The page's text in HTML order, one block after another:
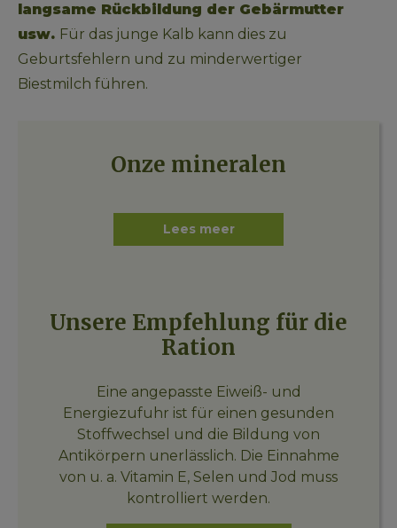
langsame Rückbildung der Gebärmutter
usw. Für das junge Kalb kann dies zu
Geburtsfehlern und zu minderwertiger
Biestmilch führen.
Onze mineralen
Lees meer
Unsere Empfehlung für die
Ration
Eine angepasste Eiweiß- und
Energiezufuhr ist für einen gesunden
Stoffwechsel und die Bildung von
Antikörpern unerlässlich. Die Einnahme
von u. a. Vitamin E, Selen und Jod muss
kontrolliert werden.